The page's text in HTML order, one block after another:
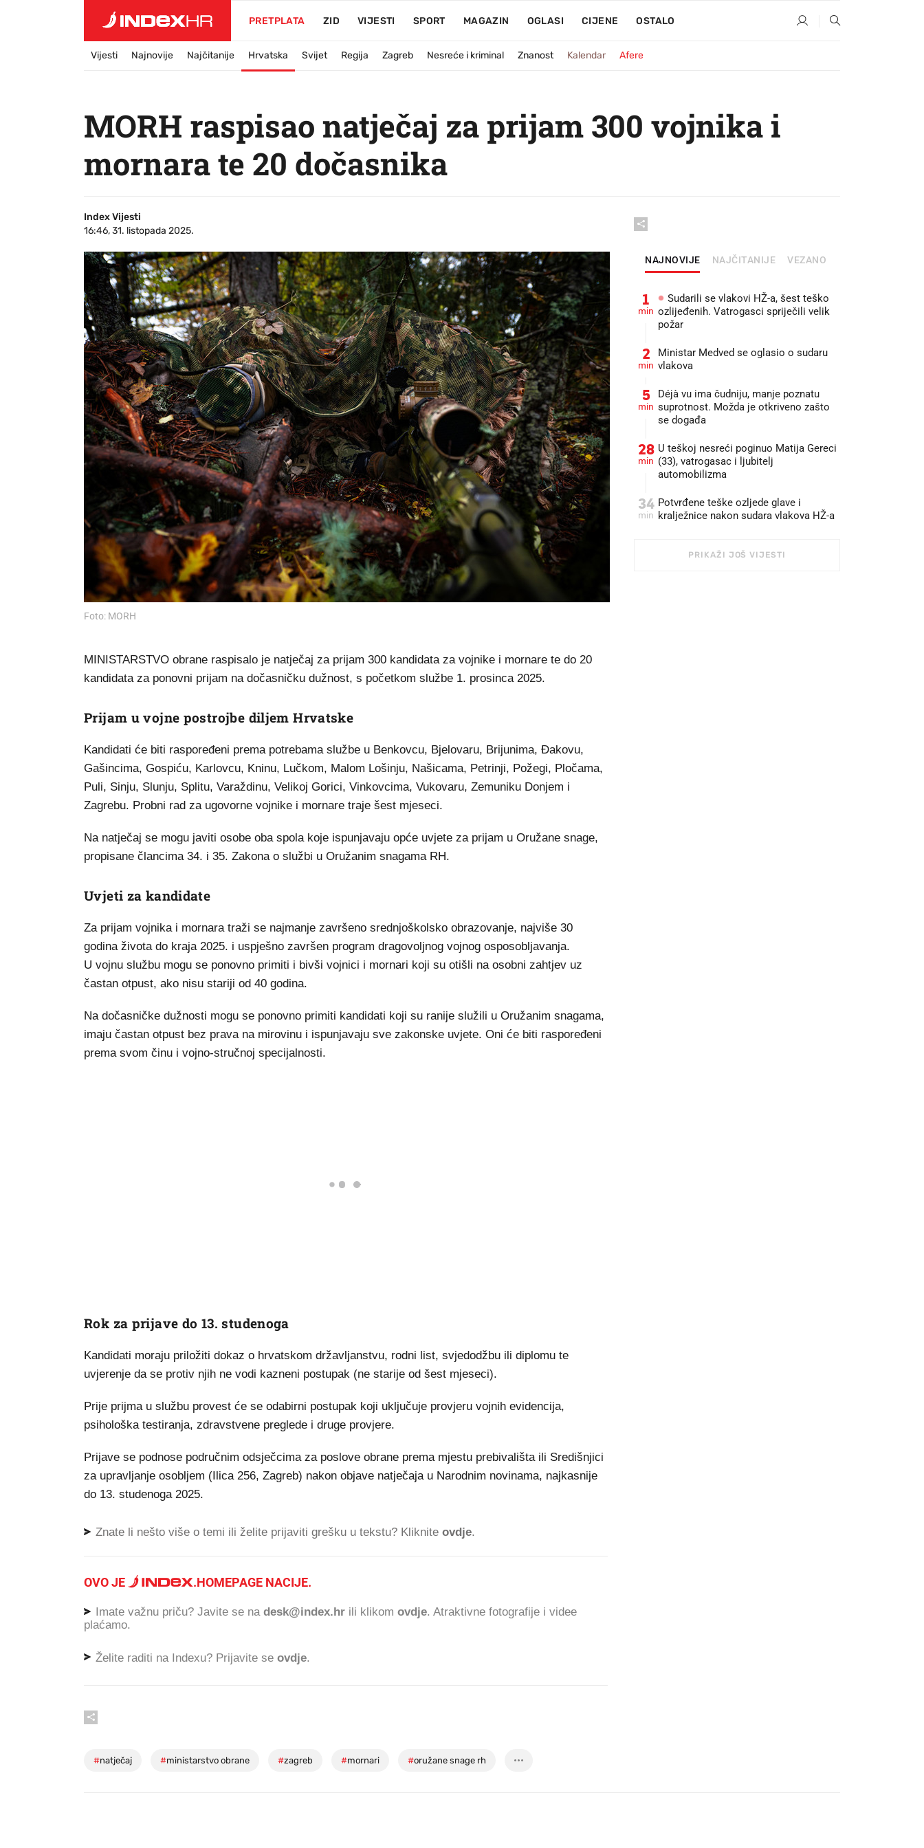
PRETPLATA ZID VIJESTI SPORT MAGAZIN OGLASI CIJENE OSTALO
Vijesti Najnovije Najčitanije Hrvatska Svijet Regija Zagreb Nesreće i kriminal Znanost Kalendar Afere
MORH raspisao natječaj za prijam 300 vojnika i
mornara te 20 dočasnika
Index Vijesti
16:46, 31. listopada 2025.
Foto: MORH
MINISTARSTVO obrane raspisalo je natječaj za prijam 300 kandidata za vojnike i mornare te do 20
kandidata za ponovni prijam na dočasničku dužnost, s početkom službe 1. prosinca 2025.
Prijam u vojne postrojbe diljem Hrvatske
Kandidati će biti raspoređeni prema potrebama službe u Benkovcu, Bjelovaru, Brijunima, Đakovu,
Gašincima, Gospiću, Karlovcu, Kninu, Lučkom, Malom Lošinju, Našicama, Petrinji, Požegi, Pločama,
Puli, Sinju, Slunju, Splitu, Varaždinu, Velikoj Gorici, Vinkovcima, Vukovaru, Zemuniku Donjem i
Zagrebu. Probni rad za ugovorne vojnike i mornare traje šest mjeseci.
Na natječaj se mogu javiti osobe oba spola koje ispunjavaju opće uvjete za prijam u Oružane snage,
propisane člancima 34. i 35. Zakona o službi u Oružanim snagama RH.
Uvjeti za kandidate
Za prijam vojnika i mornara traži se najmanje završeno srednjoškolsko obrazovanje, najviše 30
godina života do kraja 2025. i uspješno završen program dragovoljnog vojnog osposobljavanja.
U vojnu službu mogu se ponovno primiti i bivši vojnici i mornari koji su otišli na osobni zahtjev uz
častan otpust, ako nisu stariji od 40 godina.
Na dočasničke dužnosti mogu se ponovno primiti kandidati koji su ranije služili u Oružanim snagama,
imaju častan otpust bez prava na mirovinu i ispunjavaju sve zakonske uvjete. Oni će biti raspoređeni
prema svom činu i vojno-stručnoj specijalnosti.
Rok za prijave do 13. studenoga
Kandidati moraju priložiti dokaz o hrvatskom državljanstvu, rodni list, svjedodžbu ili diplomu te
uvjerenje da se protiv njih ne vodi kazneni postupak (ne starije od šest mjeseci).
Prije prijma u službu provest će se odabirni postupak koji uključuje provjeru vojnih evidencija,
psihološka testiranja, zdravstvene preglede i druge provjere.
Prijave se podnose područnim odsječcima za poslove obrane prema mjestu prebivališta ili Središnjici
za upravljanje osobljem (Ilica 256, Zagreb) nakon objave natječaja u Narodnim novinama, najkasnije
do 13. studenoga 2025.
Znate li nešto više o temi ili želite prijaviti grešku u tekstu? Kliknite ovdje.
OVO JE .HOMEPAGE NACIJE.
Imate važnu priču? Javite se na desk@index.hr ili klikom ovdje. Atraktivne fotografije i videe
plaćamo.
Želite raditi na Indexu? Prijavite se ovdje.
#natječaj #ministarstvo obrane #zagreb #mornari #oružane snage rh
NAJNOVIJE NAJČITANIJE VEZANO
1
min
Sudarili se vlakovi HŽ-a, šest teško
ozlijeđenih. Vatrogasci spriječili velik
požar
2
min
Ministar Medved se oglasio o sudaru
vlakova
5
min
Déjà vu ima čudniju, manje poznatu
suprotnost. Možda je otkriveno zašto
se događa
28
min
U teškoj nesreći poginuo Matija Gereci
(33), vatrogasac i ljubitelj
automobilizma
34
min
Potvrđene teške ozljede glave i
kralježnice nakon sudara vlakova HŽ-a
PRIKAŽI JOŠ VIJESTI